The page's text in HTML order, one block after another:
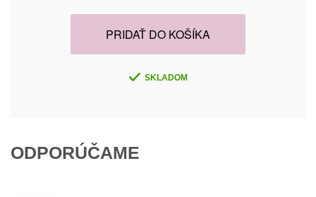
PRIDAŤ DO KOŠÍKA
SKLADOM
ODPORÚČAME